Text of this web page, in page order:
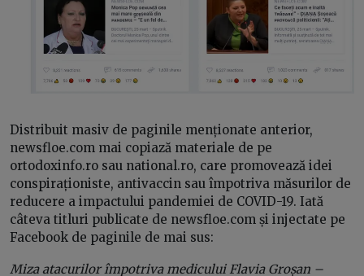
Distribuit masiv de paginile menționate anterior,
newsfloe.com mai copiază materiale de pe
ortodoxinfo.ro sau national.ro, care promovează idei
conspiraționiste, antivaccin sau împotriva măsurilor de
reducere a impactului pandemiei de COVID-19. Iată
câteva titluri publicate de newsfloe.com și injectate pe
Facebook de paginile de mai sus:
Miza atacurilor împotriva medicului Flavia Groșan –